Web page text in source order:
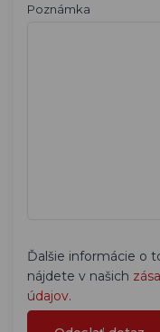
Poznámka
Ďalšie informácie o
nájdete v našich
údajov.